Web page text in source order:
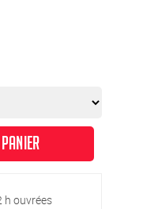
h ouvrées